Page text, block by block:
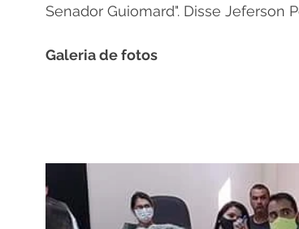
Senador Guiomard". Disse Jeferson
Galeria de fotos